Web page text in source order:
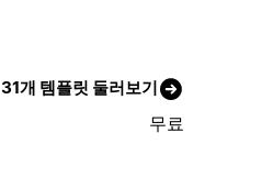
31개 템플릿 둘러보기
무료